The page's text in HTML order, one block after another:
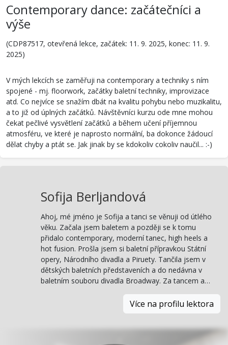
Contemporary dance: začátečníci a
výše
(CDP87517, otevřená lekce, začátek: 11. 9. 2025, konec: 11. 9.
2025)
V mých lekcích se zaměřuji na contemporary a techniky s ním
spojené - mj. floorwork, začátky baletní techniky, improvizace
atd. Co nejvíce se snažím dbát na kvalitu pohybu nebo muzikalitu,
a to již od úplných začátků. Návštěvníci kurzu ode mne mohou
čekat pečlivé vysvětlení začátků a během učení příjemnou
atmosféru, ve které je naprosto normální, ba dokonce žádoucí
dělat chyby a ptát se. Jak jinak by se kdokoliv cokoliv naučil... :-)
Sofija Berljandová
Ahoj, mé jméno je Sofija a tanci se věnuji od útlého
věku. Začala jsem baletem a později se k tomu
přidalo contemporary, moderní tanec, high heels a
hot fusion. Prošla jsem si baletní přípravkou Státní
opery, Národního divadla a Piruety. Tančila jsem v
dětských baletních představeních a do nedávna v
baletním souboru divadla Broadway. Za tancem a…
Více na profilu lektora